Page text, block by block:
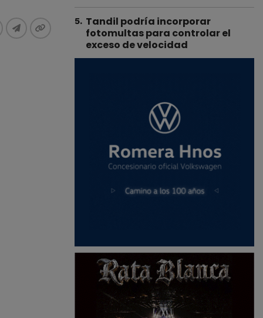
5. Tandil podría incorporar
fotomultas para controlar el
exceso de velocidad